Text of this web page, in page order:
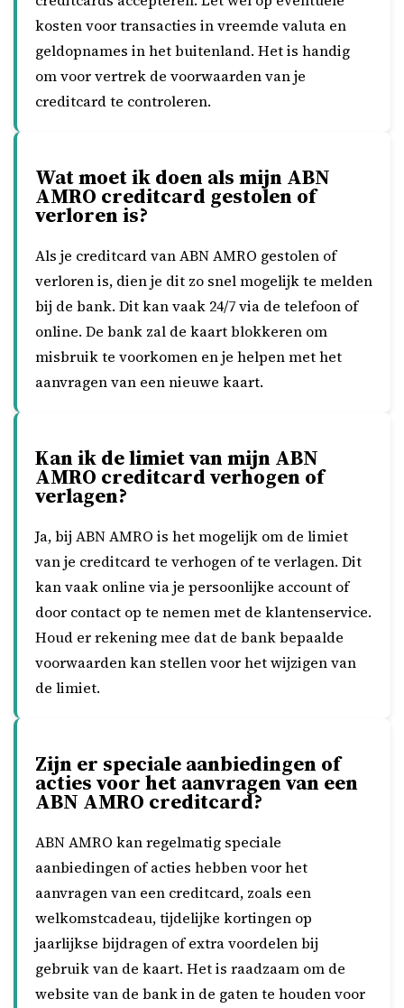
kosten voor transacties in vreemde valuta en
geldopnames in het buitenland. Het is handig
om voor vertrek de voorwaarden van je
creditcard te controleren.
Wat moet ik doen als mijn ABN
AMRO creditcard gestolen of
verloren is?
Als je creditcard van ABN AMRO gestolen of
verloren is, dien je dit zo snel mogelijk te melden
bij de bank. Dit kan vaak 24/7 via de telefoon of
online. De bank zal de kaart blokkeren om
misbruik te voorkomen en je helpen met het
aanvragen van een nieuwe kaart.
Kan ik de limiet van mijn ABN
AMRO creditcard verhogen of
verlagen?
Ja, bij ABN AMRO is het mogelijk om de limiet
van je creditcard te verhogen of te verlagen. Dit
kan vaak online via je persoonlijke account of
door contact op te nemen met de klantenservice.
Houd er rekening mee dat de bank bepaalde
voorwaarden kan stellen voor het wijzigen van
de limiet.
Zijn er speciale aanbiedingen of
acties voor het aanvragen van een
ABN AMRO creditcard?
ABN AMRO kan regelmatig speciale
aanbiedingen of acties hebben voor het
aanvragen van een creditcard, zoals een
welkomstcadeau, tijdelijke kortingen op
jaarlijkse bijdragen of extra voordelen bij
gebruik van de kaart. Het is raadzaam om de
website van de bank in de gaten te houden voor